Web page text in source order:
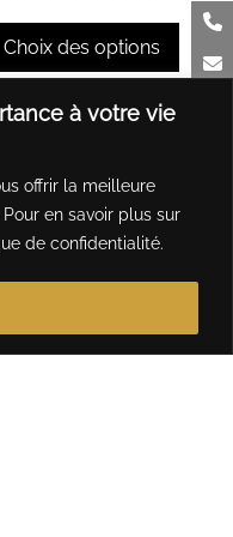
à votre vie
offrir la meilleure
en savoir plus sur
de confidentialité.
44,00 €
464,00
Choix des options